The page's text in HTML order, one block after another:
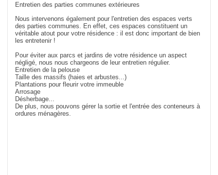
Entretien des parties communes extérieures
Nous intervenons également pour l'entretien des espaces verts
des parties communes. En effet, ces espaces constituent un
véritable atout pour votre résidence : il est donc important de bien
les entretenir !
Pour éviter aux parcs et jardins de votre résidence un aspect
négligé, nous nous chargeons de leur entretien régulier.
Entretien de la pelouse
Taille des massifs (haies et arbustes...)
Plantations pour fleurir votre immeuble
Arrosage
Désherbage...
De plus, nous pouvons gérer la sortie et l'entrée des conteneurs à
ordures ménagères.